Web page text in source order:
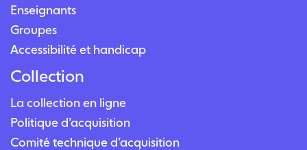
Enseignants
Groupes
Accessibilité et handicap
Collection
La collection en ligne
Politique d’acquisition
Comité technique d’acquisition